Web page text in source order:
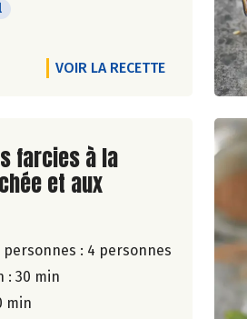
VOIR LA RECETTE
de la recette
farcies à la
et aux
: 4 personnes
: 30 min
min